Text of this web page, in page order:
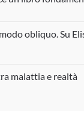
obliquo. Su
malattia e realtà